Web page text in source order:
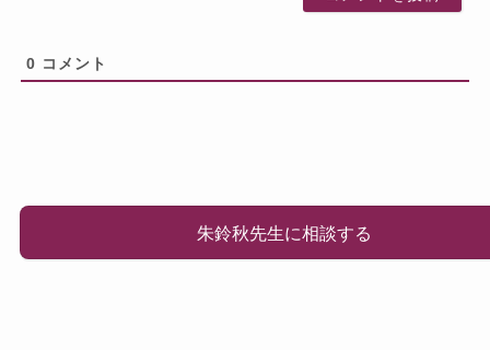
0 コメント
朱鈴秋先生に相談する